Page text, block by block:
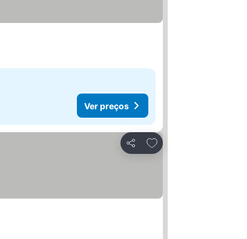
Ver preços
Partilhar
Adicionar aos favoritos